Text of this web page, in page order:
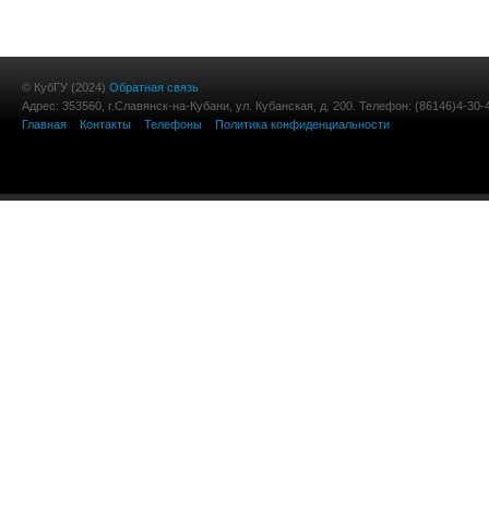
© КубГУ (2024) Обратная связь
Адрес: 353560, г.Славянск-на-Кубани, ул. Кубанская, д. 200. Телефон: (86146)4-30-
Главная
Контакты Телефоны Политика конфиденциальности